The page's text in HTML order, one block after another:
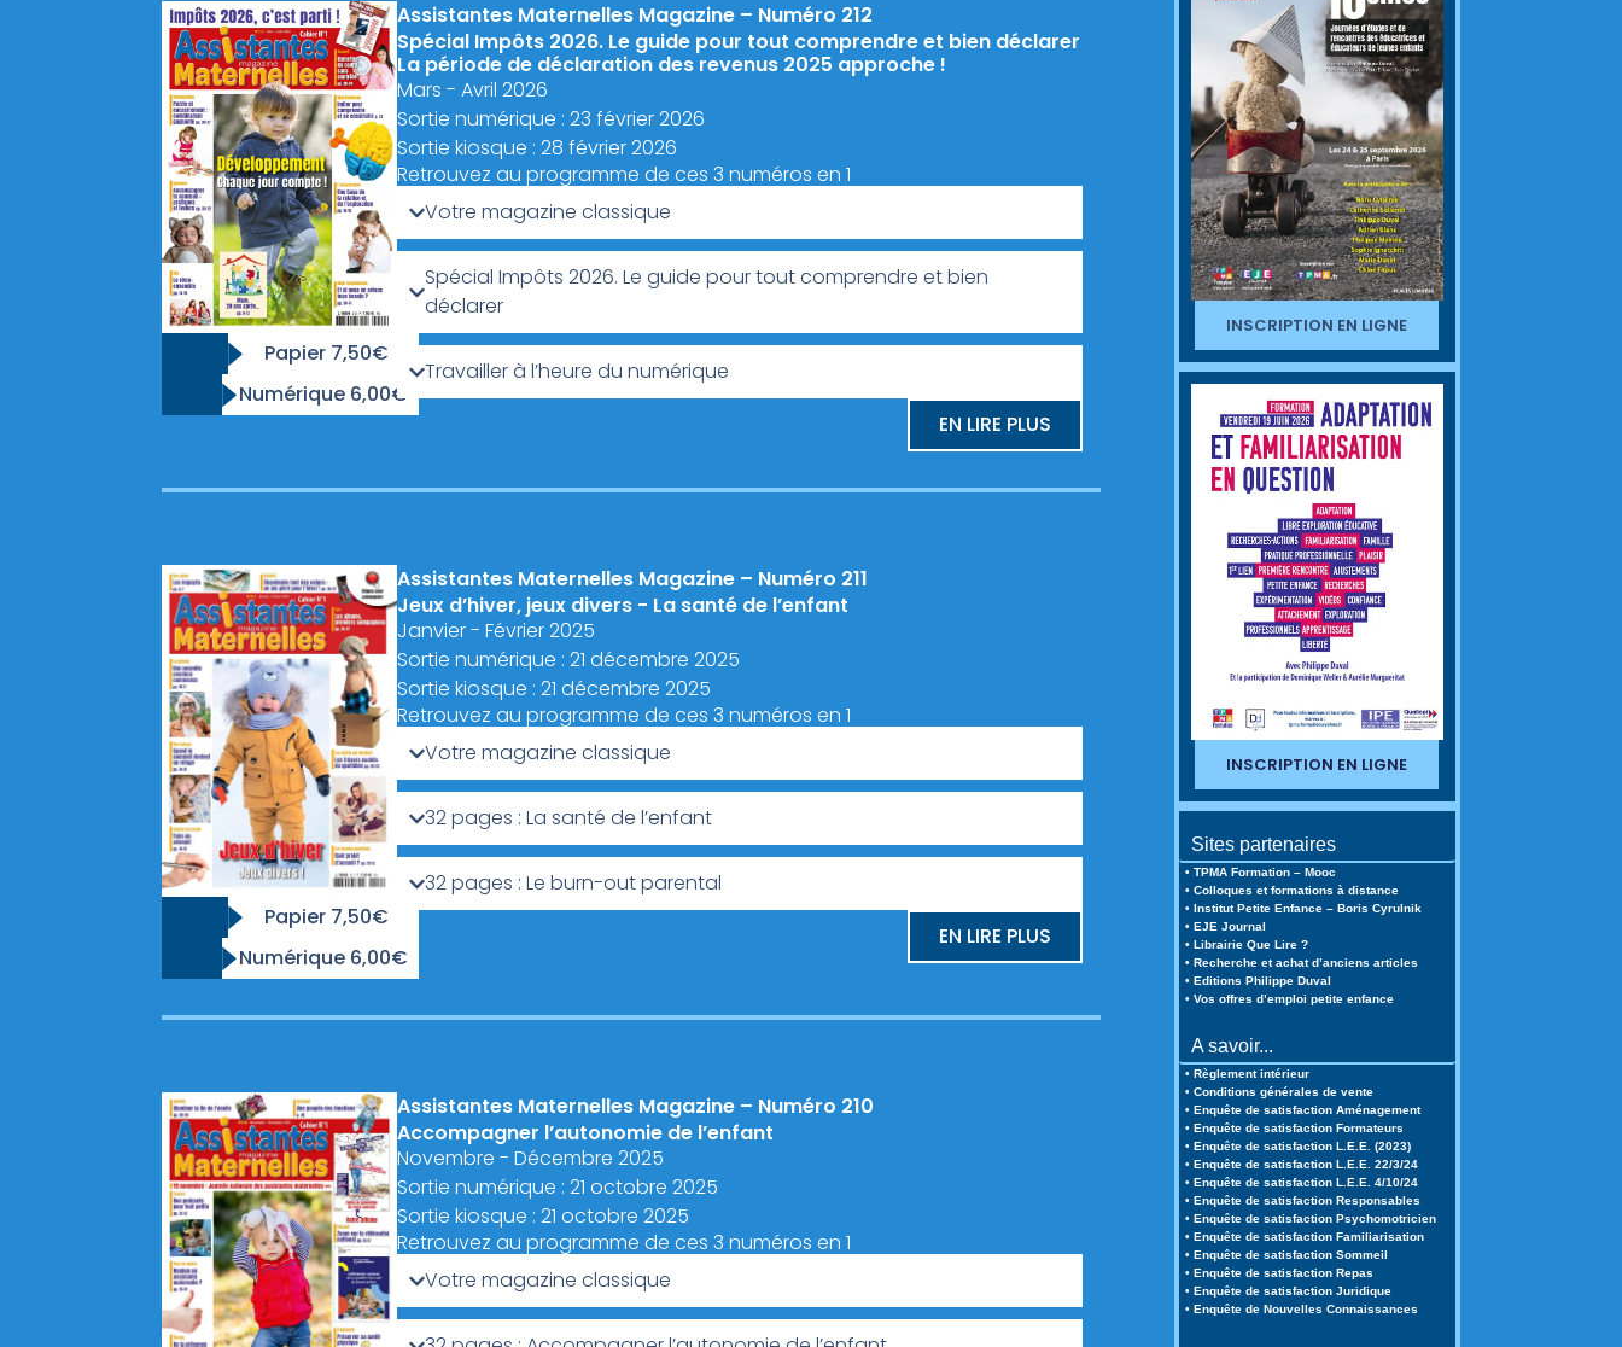
Papier 7,50€
Numérique 6,00€
Assistantes Maternelles Magazine – Numéro 212
Spécial Impôts 2026. Le guide pour tout comprendre et bien déclarer
La période de déclaration des revenus 2025 approche !
Mars - Avril 2026
Sortie numérique : 23 février 2026
Sortie kiosque : 28 février 2026
Retrouvez au programme de ces 3 numéros en 1
Votre magazine classique
Spécial Impôts 2026. Le guide pour tout comprendre et bien
déclarer
Travailler à l’heure du numérique
EN LIRE PLUS
Papier 7,50€
Numérique 6,00€
Assistantes Maternelles Magazine – Numéro 211
Jeux d’hiver, jeux divers - La santé de l’enfant
Janvier - Février 2025
Sortie numérique : 21 décembre 2025
Sortie kiosque : 21 décembre 2025
Retrouvez au programme de ces 3 numéros en 1
Votre magazine classique
32 pages : La santé de l’enfant
32 pages : Le burn-out parental
EN LIRE PLUS
Assistantes Maternelles Magazine – Numéro 210
Accompagner l’autonomie de l’enfant
Novembre - Décembre 2025
Sortie numérique : 21 octobre 2025
Sortie kiosque : 21 octobre 2025
Retrouvez au programme de ces 3 numéros en 1
Votre magazine classique
INSCRIPTION EN LIGNE
INSCRIPTION EN LIGNE
Sites partenaires
• TPMA Formation – Mooc
• Colloques et formations à distance
• Institut Petite Enfance – Boris Cyrulnik
• EJE Journal
• Librairie Que Lire ?
• Recherche et achat d’anciens articles
• Editions Philippe Duval
• Vos offres d’emploi petite enfance
A savoir...
• Règlement intérieur
• Conditions générales de vente
• Enquête de satisfaction Aménagement
• Enquête de satisfaction Formateurs
• Enquête de satisfaction L.E.E. (2023)
• Enquête de satisfaction L.E.E. 22/3/24
• Enquête de satisfaction L.E.E. 4/10/24
• Enquête de satisfaction Responsables
• Enquête de satisfaction Psychomotricien
• Enquête de satisfaction Familiarisation
• Enquête de satisfaction Sommeil
• Enquête de satisfaction Repas
• Enquête de satisfaction Juridique
• Enquête de Nouvelles Connaissances